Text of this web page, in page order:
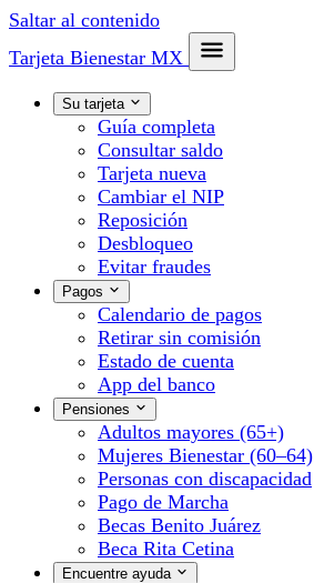
Saltar al contenido
Tarjeta Bienestar MX
Su tarjeta
Guía completa
Consultar saldo
Tarjeta nueva
Cambiar el NIP
Reposición
Desbloqueo
Evitar fraudes
Pagos
Calendario de pagos
Retirar sin comisión
Estado de cuenta
App del banco
Pensiones
Adultos mayores (65+)
Mujeres Bienestar (60–64)
Personas con discapacidad
Pago de Marcha
Becas Benito Juárez
Beca Rita Cetina
Encuentre ayuda